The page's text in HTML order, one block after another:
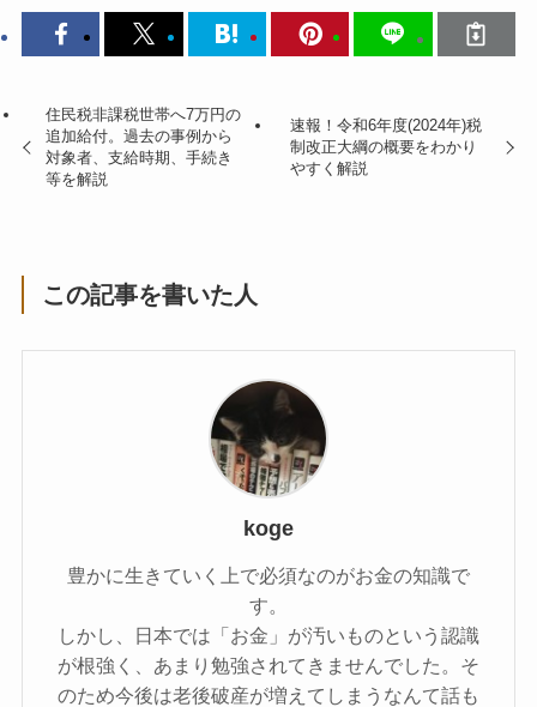
住民税非課税世帯へ7万円の
追加給付。過去の事例から
対象者、支給時期、手続き
等を解説
速報！令和6年度(2024年)税
制改正大綱の概要をわかり
やすく解説
この記事を書いた人
koge
豊かに生きていく上で必須なのがお金の知識で
す。
しかし、日本では「お金」が汚いものという認識
が根強く、あまり勉強されてきませんでした。そ
のため今後は老後破産が増えてしまうなんて話も